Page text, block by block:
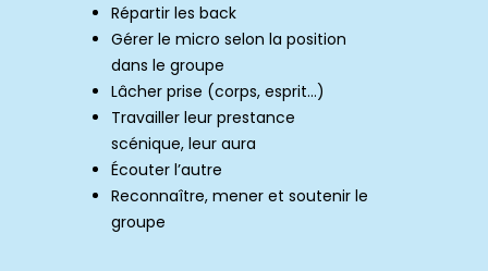
Répartir les back
Gérer le micro selon la position
dans le groupe
Lâcher prise (corps, esprit…)
Travailler leur prestance
scénique, leur aura
Écouter l’autre
Reconnaître, mener et soutenir le
groupe